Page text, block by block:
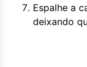
Espalhe a
deixando